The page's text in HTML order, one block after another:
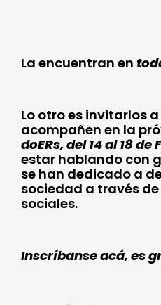
La encuentran en
Lo otro es invitarlos
acompañen en la
doERs, del 14 al 18 de
estar hablando con
se han dedicado a
sociedad a través
sociales.
Inscríbanse acá, es